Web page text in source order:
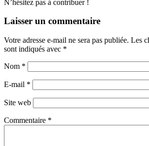
N’hésitez pas à contribuer !
Laisser un commentaire
Votre adresse e-mail ne sera pas publiée. Les
sont indiqués avec *
Nom *
E-mail *
Site web
Commentaire *